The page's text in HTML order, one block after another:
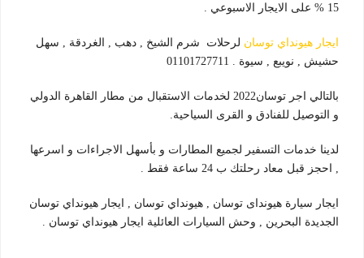
15 % على الايجار الاسبوعي .
ايجار هيونداي توسان لرحلات شرم الشيخ , دهب , الغردقة , سهل
حشيش , نويبع , سيوة . 01101727711
بالتالي اجر توسان2022 لخدمات الاستقبال من مطار القاهرة الدولي
و التوصيل للفنادق و القرى السياحية.
لدينا خدمات التسفير لجميع المطارات و بأسهل الاجراءات و اسرعها
, احجز قبل معاد رحلتك ب 24 ساعة فقط .
ايجار سيارة هيونداى توسان , هيونداي توسان , ايجار هيونداي توسان
الجديدة البحرين , وحش السيارات العائلية ايجار هيونداي توسان .